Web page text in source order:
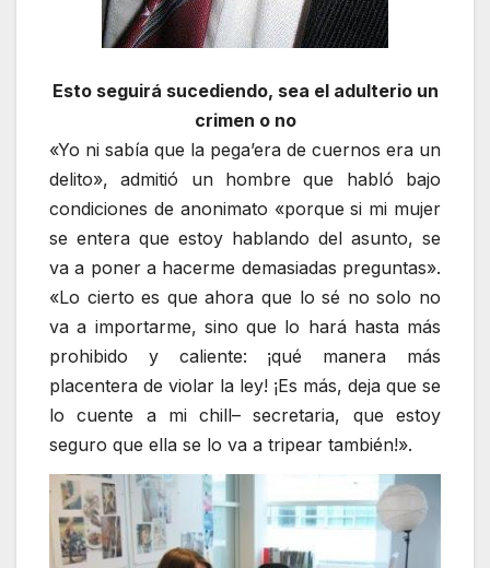
Esto seguirá sucediendo, sea el adulterio un
crimen o no
«Yo ni sabía que la pega’era de cuernos era un
delito», admitió un hombre que habló bajo
condiciones de anonimato «porque si mi mujer
se entera que estoy hablando del asunto, se
va a poner a hacerme demasiadas preguntas».
«Lo cierto es que ahora que lo sé no solo no
va a importarme, sino que lo hará hasta más
prohibido y caliente: ¡qué manera más
placentera de violar la ley! ¡Es más, deja que se
lo cuente a mi chill– secretaria, que estoy
seguro que ella se lo va a tripear también!».